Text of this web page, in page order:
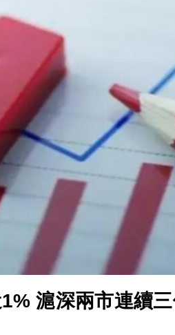
成了深圳創新「流動名片」
滬深兩市連續